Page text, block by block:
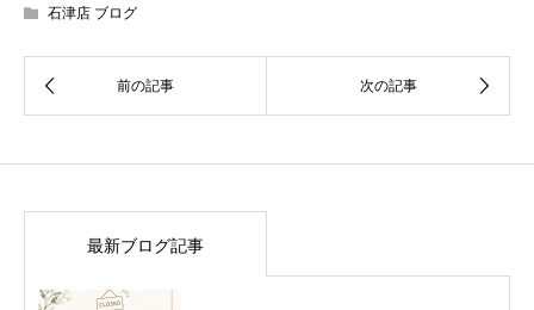
石津店 ブログ
最新ブログ記事